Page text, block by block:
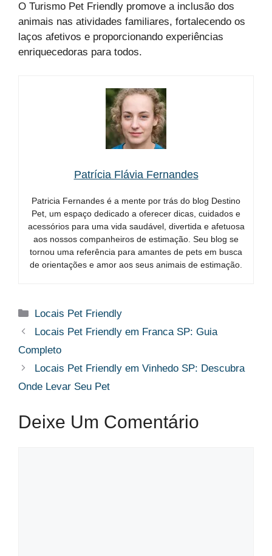
O Turismo Pet Friendly promove a inclusão dos
animais nas atividades familiares, fortalecendo os
laços afetivos e proporcionando experiências
enriquecedoras para todos.
Patrícia Flávia Fernandes
Patricia Fernandes é a mente por trás do blog Destino
Pet, um espaço dedicado a oferecer dicas, cuidados e
acessórios para uma vida saudável, divertida e afetuosa
aos nossos companheiros de estimação. Seu blog se
tornou uma referência para amantes de pets em busca
de orientações e amor aos seus animais de estimação.
Categorias
Locais Pet Friendly
Locais Pet Friendly em Franca SP: Guia
Completo
Locais Pet Friendly em Vinhedo SP: Descubra
Onde Levar Seu Pet
Deixe Um Comentário